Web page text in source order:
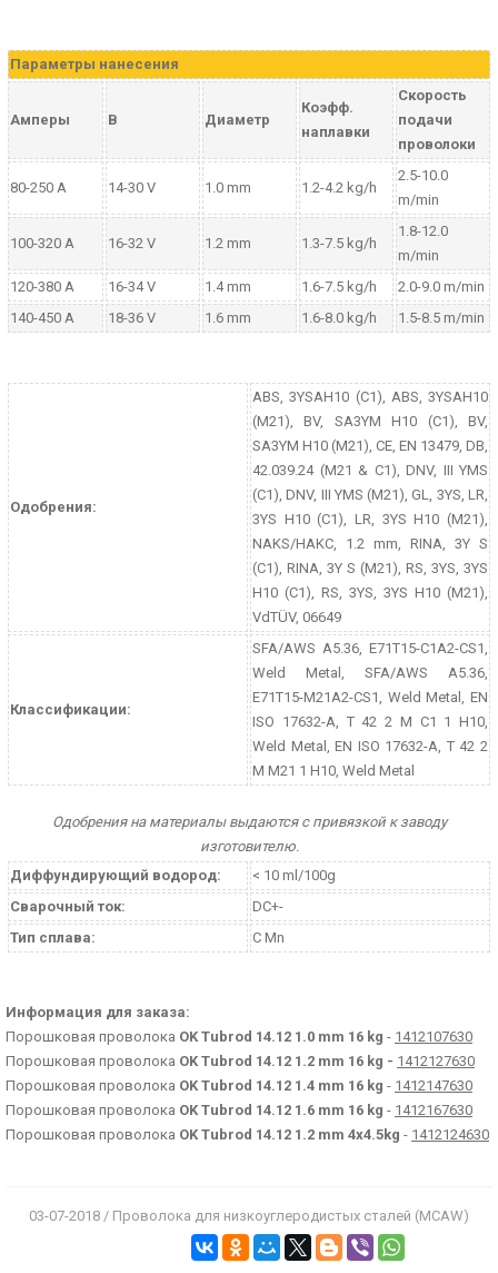
Параметры нанесения
Амперы В Диаметр
Коэфф.
наплавки
Скорость
подачи
проволоки
80-250 A 14-30 V 1.0 mm 1.2-4.2 kg/h
2.5-10.0
m/min
100-320 A 16-32 V 1.2 mm 1.3-7.5 kg/h
1.8-12.0
m/min
120-380 A
16-34 V 1.4 mm 1.6-7.5 kg/h
2.0-9.0 m/min
140-450 A
18-36 V 1.6 mm 1.6-8.0 kg/h 1.5-8.5 m/min
Одобрения:
ABS, 3YSAH10 (C1), ABS, 3YSAH10
(M21), BV, SA3YM H10 (C1), BV,
SA3YM H10 (M21), CE, EN 13479, DB,
42.039.24 (M21 & C1), DNV, III YMS
(C1), DNV, III YMS (M21), GL, 3YS, LR,
3YS H10 (C1), LR, 3YS H10 (M21),
NAKS/HAKC, 1.2 mm, RINA, 3Y S
(C1), RINA, 3Y S (M21), RS, 3YS, 3YS
H10 (C1), RS, 3YS, 3YS H10 (M21),
VdTÜV, 06649
Классификации:
SFA/AWS A5.36, E71T15-C1A2-CS1,
Weld Metal, SFA/AWS A5.36,
E71T15-M21A2-CS1, Weld Metal, EN
ISO 17632-A, T 42 2 M C1 1 H10,
Weld Metal, EN ISO 17632-A, T 42 2
M M21 1 H10, Weld Metal
Одобрения на материалы выдаются с привязкой к заводу
изготовителю.
Диффундирующий водород:
< 10 ml/100g
Сварочный ток:
DC+-
Тип сплава:
C Mn
Информация для заказа:
Порошковая проволока OK Tubrod 14.12 1.0 mm 16 kg - 1412107630
Порошковая проволока OK Tubrod 14.12 1.2 mm 16 kg - 1412127630
Порошковая проволока OK Tubrod 14.12 1.4 mm 16 kg - 1412147630
Порошковая проволока OK Tubrod 14.12 1.6 mm 16 kg - 1412167630
Порошковая проволока OK Tubrod 14.12 1.2 mm 4x4.5kg - 1412124630
03-07-2018 / Проволока для низкоуглеродистых сталей (MCAW)